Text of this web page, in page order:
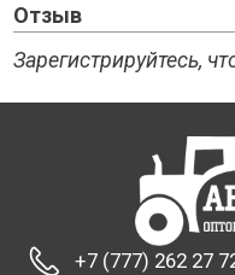
Отзыв
Зарегистрируйтесь,
+7 (777) 262 27